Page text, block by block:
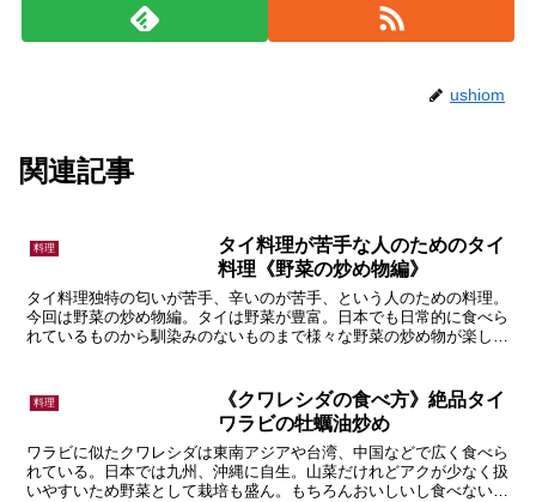
ushiom
関連記事
料理
タイ料理が苦手な人のためのタイ
料理《野菜の炒め物編》
タイ料理独特の匂いが苦手、辛いのが苦手、という人のための料理。
今回は野菜の炒め物編。タイは野菜が豊富。日本でも日常的に食べら
れているものから馴染みのないものまで様々な野菜の炒め物が楽し
料理
《クワレシダの食べ方》絶品タイ
ワラビの牡蠣油炒め
ワラビに似たクワレシダは東南アジアや台湾、中国などで広く食べら
れている。日本では九州、沖縄に自生。山菜だけれどアクが少なく扱
いやすいため野菜として栽培も盛ん。もちろんおいしいし食べないと